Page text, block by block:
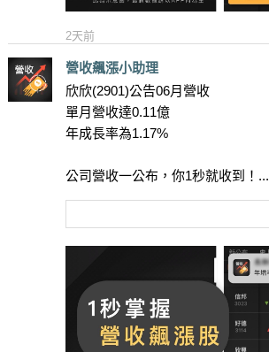
2天前
營收飆漲小助理
欣欣(2901)公告06月營收
單月營收達0.11億
年成長率為1.17%
公司營收一公布，你1秒就收到！...